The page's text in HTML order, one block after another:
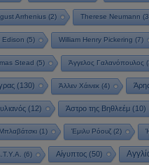
Arrhenius (2) Therese Neumann
Edison (5) William Henry Pickering (7)
Stead (5) Άγγελος Γαλανόπουλος
(130) Άλλεν Χάινεκ (4)
(12) Άστρο της Βηθλεέμ (10)
(1) Έμιλυ Ρόουζ(2)
(6) Αίγυπτος(50)